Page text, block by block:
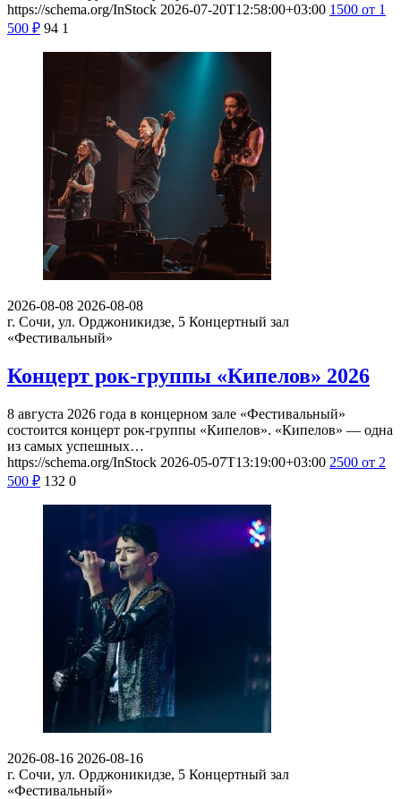
https://schema.org/InStock 2026-07-20T12:58:00+03:00 1500 от 1
500 ₽ 94 1
2026-08-08 2026-08-08
г. Сочи, ул. Орджоникидзе, 5 Концертный зал
«Фестивальный»
Концерт рок-группы «Кипелов» 2026
8 августа 2026 года в концерном зале «Фестивальный»
состоится концерт рок-группы «Кипелов». «Кипелов» — одна
из самых успешных…
https://schema.org/InStock 2026-05-07T13:19:00+03:00 2500 от 2
500 ₽ 132 0
2026-08-16 2026-08-16
г. Сочи, ул. Орджоникидзе, 5 Концертный зал
«Фестивальный»